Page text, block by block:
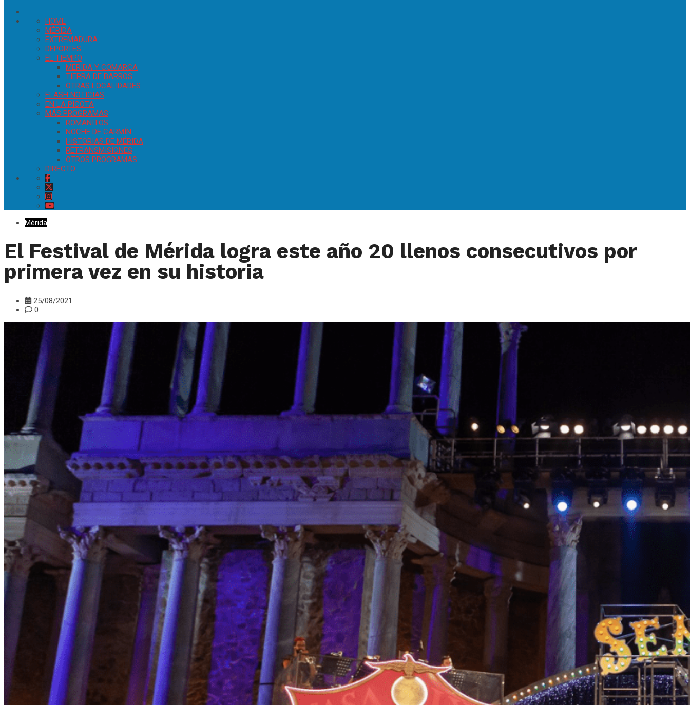
HOME
MÉRIDA
EXTREMADURA
DEPORTES
EL TIEMPO
MÉRIDA Y COMARCA
TIERRA DE BARROS
OTRAS LOCALIDADES
FLASH NOTICIAS
EN LA PICOTA
MÁS PROGRAMAS
ROMANITOS
NOCHE DE CARMÍN
HISTORIAS DE MÉRIDA
RETRANSMISIONES
OTROS PROGRAMAS
DIRECTO
Mérida
El Festival de Mérida logra este año 20 llenos consecutivos por
primera vez en su historia
25/08/2021
0